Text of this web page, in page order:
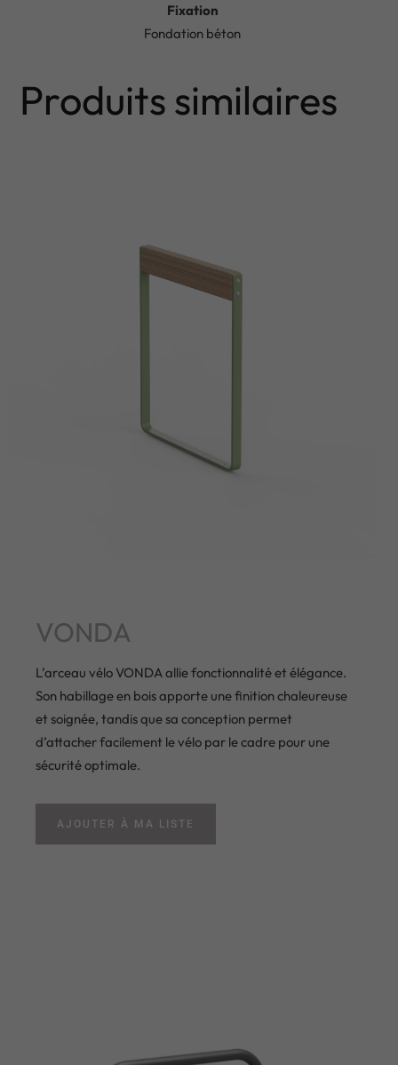
Fixation
Fondation béton
Produits similaires
VONDA
L’arceau vélo VONDA allie fonctionnalité et élégance.
Son habillage en bois apporte une finition chaleureuse
et soignée, tandis que sa conception permet
d’attacher facilement le vélo par le cadre pour une
sécurité optimale.
AJOUTER À MA LISTE